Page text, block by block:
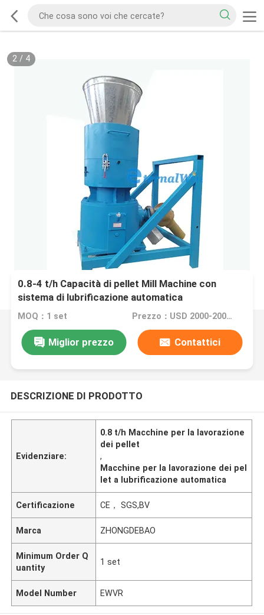
2/ 4
0.8-4 t/h Capacità di pellet Mill Machine con
sistema di lubrificazione automatica
MOQ：1 set Prezzo：USD 2000-20000 set
Miglior prezzo Contattici
DESCRIZIONE DI PRODOTTO
Evidenziare:
0.8 t/h Macchine per la lavorazione
dei pellet
,
Macchine per la lavorazione dei pel
let a lubrificazione automatica
Certificazione CE， SGS,BV
Marca ZHONGDEBAO
Minimum Order Q
uantity
1 set
Model Number EWVR